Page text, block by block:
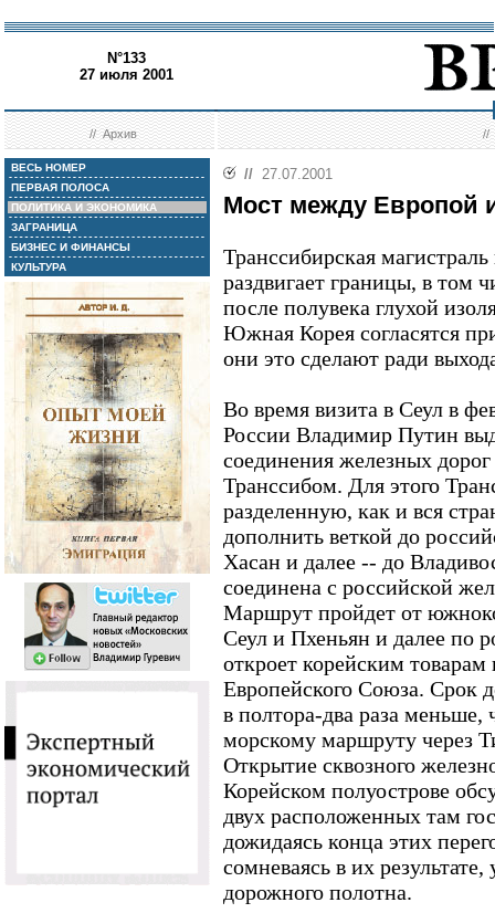
N°133
27 июля 2001
//Архив //
ВЕСЬ НОМЕР
ПЕРВАЯ ПОЛОСА
ПОЛИТИКА И ЭКОНОМИКА
ЗАГРАНИЦА
БИЗНЕС И ФИНАНСЫ
КУЛЬТУРА
// 27.07.2001
Мост между Европой
Транссибирская
раздвигает границы, в том
после полувека глухой
Южная Корея согласятся
они это сделают ради
Во время визита в Сеул в
России Владимир Путин
соединения железных
Транссибом. Для этого
разделенную, как и вся
дополнить веткой до
Хасан и далее -- до
соединена с российской
Маршрут пройдет от
Сеул и Пхеньян и далее по
откроет корейским
Европейского Союза. Срок
в полтора-два раза
морскому маршруту через
Открытие сквозного
Корейском полуострове
двух расположенных там
дожидаясь конца этих
сомневаясь в их
дорожного полотна.